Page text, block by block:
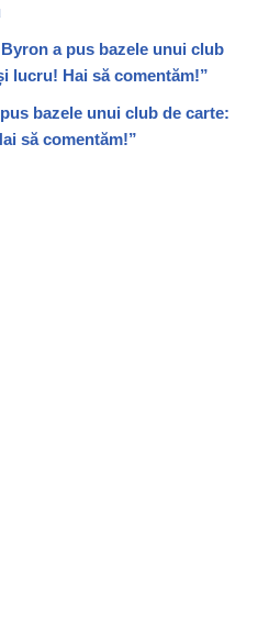
a pus bazele unui club
lucru! Hai să comentăm!”
bazele unui club de carte:
să comentăm!”